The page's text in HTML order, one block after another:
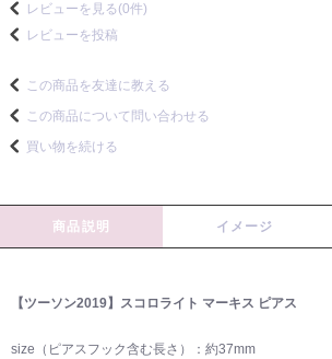
レビューを見る(0件)
レビューを投稿
この商品を友達に教える
この商品について問い合わせる
買い物を続ける
商品説明 イメージ
【ツーソン2019】スコロライト マーキス ピアス
size（ピアスフック含む長さ）：約37mm